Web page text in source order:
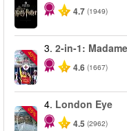
4.7 (1949)
-40%
3. 2-in-1:
4.6 (1667)
-25%
4. London Eye
4.5 (2962)